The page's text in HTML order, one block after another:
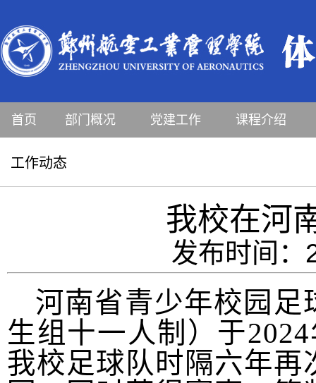
首页 部门概况 党建工作 课程介绍
工作动态
我校在河
发布时间：
河南省青少年校园足
生组十一人制）于2024
我校足球队时隔六年